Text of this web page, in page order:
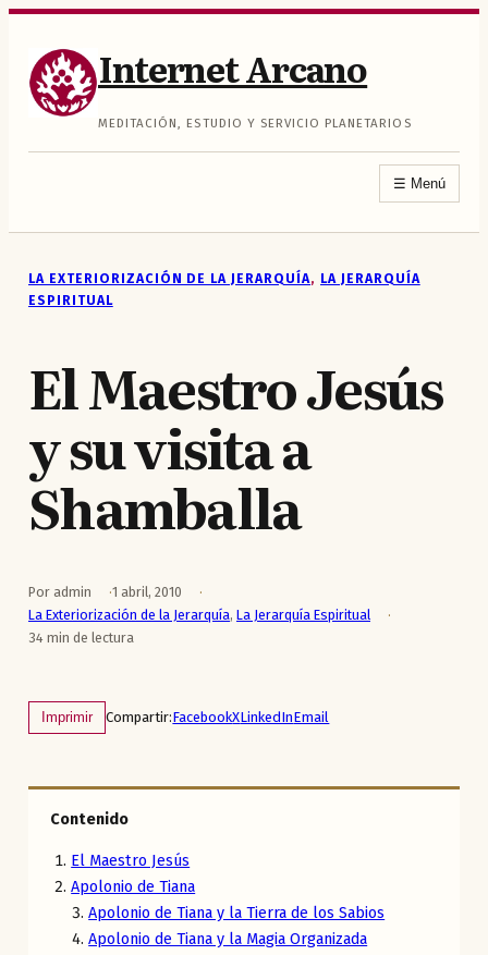
Saltar
contenido Internet Arcano
MEDITACIÓN, ESTUDIO Y SERVICIO PLANETARIOS
☰ Menú
LA EXTERIORIZACIÓN DE LA JERARQUÍA,
LA JERARQUÍA
ESPIRITUAL
El Maestro Jesús
y su visita a
Shamballa
Por admin
1 abril, 2010
La Exteriorización de la Jerarquía, La Jerarquía Espiritual
34 min de lectura
Imprimir Compartir:FacebookXLinkedInEmail
Contenido
El Maestro Jesús
Apolonio de Tiana
Apolonio de Tiana y la Tierra de los Sabios
Apolonio de Tiana y la Magia Organizada